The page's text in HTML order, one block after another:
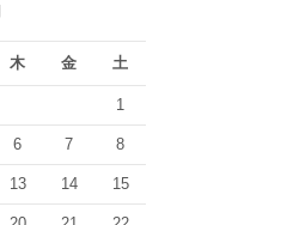
木 金 土
1
6 7 8
13 14 15